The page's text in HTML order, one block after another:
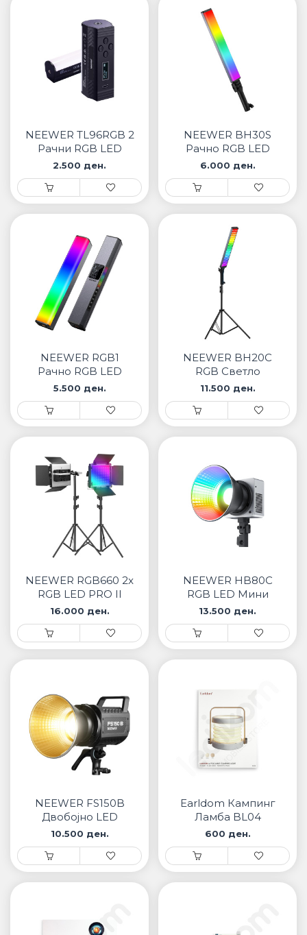
NEEWER TL96RGB 2
Рачни RGB LED
светла
2.500 ден.
NEEWER BH30S
Рачно RGB LED
светло
6.000 ден.
NEEWER RGB1
Рачно RGB LED
светло
5.500 ден.
NEEWER BH20C
RGB Светло
11.500 ден.
NEEWER RGB660 2x
RGB LED PRO II
комплет
16.000 ден.
NEEWER HB80C
RGB LED Мини
Видео Светло
13.500 ден.
NEEWER FS150B
Двобојно LED
светло
10.500 ден.
Earldom Кампинг
Ламба BL04
600 ден.